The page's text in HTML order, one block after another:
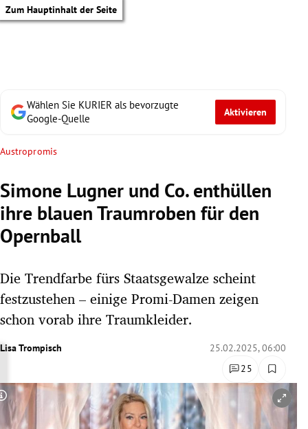
Zum Hauptinhalt der Seite
Untermenü
Untermenü
Untermenü
Untermenü
Wählen Sie KURIER als bevorzugte
Google-Quelle
Aktivieren
Austropromis
Simone Lugner und Co. enthüllen
ihre blauen Traumroben für den
Opernball
Die Trendfarbe fürs Staatsgewalze scheint
festzustehen – einige Promi-Damen zeigen
schon vorab ihre Traumkleider.
Lisa Trompisch
25.02.2025, 06:00
25
Copyright-Hinweis öffnen/schließen